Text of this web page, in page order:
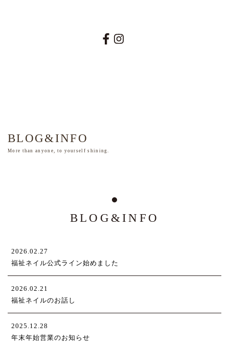
BLOG&INFO
More than anyone, to yourself shining.
BLOG&INFO
2026.02.27
福祉ネイル公式ライン始めました
2026.02.21
福祉ネイルのお話し
2025.12.28
年末年始営業のお知らせ